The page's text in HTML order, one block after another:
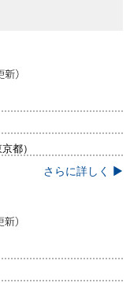
都）
さらに詳しく ▶